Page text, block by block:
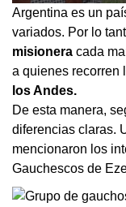
0
seconds
of
2
minutes,
33
seconds
Argentina es un
variados. Por lo
misionera cada
a quienes recorren
los Andes.
De esta manera,
diferencias claras.
mencionaron los
Gauchescos de